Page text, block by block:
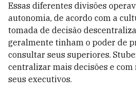
Essas diferentes divisões
autonomia, de acordo com a
tomada de decisão
geralmente tinham o poder de
consultar seus superiores.
centralizar mais decisões e com
seus executivos.